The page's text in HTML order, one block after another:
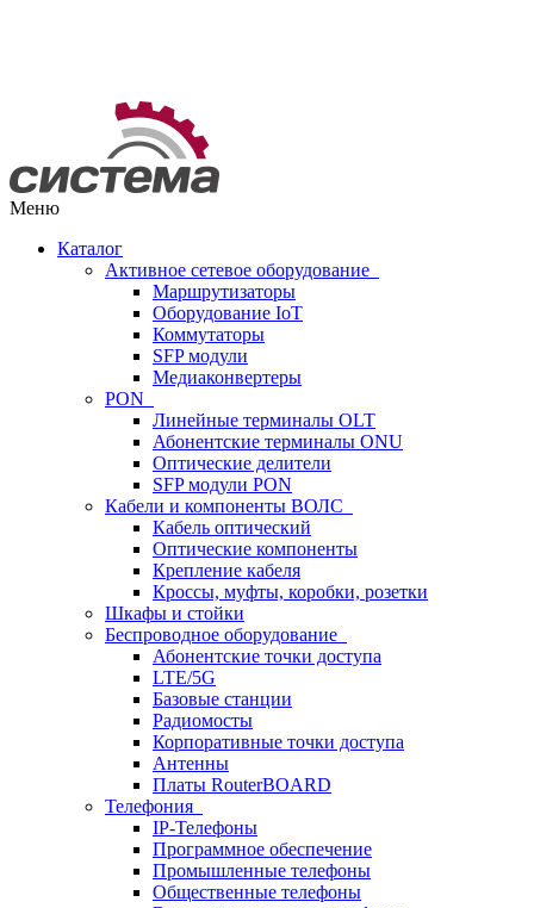
Меню
Каталог
Активное сетевое оборудование
Маршрутизаторы
Оборудование IoT
Коммутаторы
SFP модули
Медиаконвертеры
PON
Линейные терминалы OLT
Абонентские терминалы ONU
Оптические делители
SFP модули PON
Кабели и компоненты ВОЛС
Кабель оптический
Оптические компоненты
Крепление кабеля
Кроссы, муфты, коробки, розетки
Шкафы и стойки
Беспроводное оборудование
Абонентские точки доступа
LTE/5G
Базовые станции
Радиомосты
Корпоративные точки доступа
Антенны
Платы RouterBOARD
Телефония
IP-Телефоны
Программное обеспечение
Промышленные телефоны
Общественные телефоны